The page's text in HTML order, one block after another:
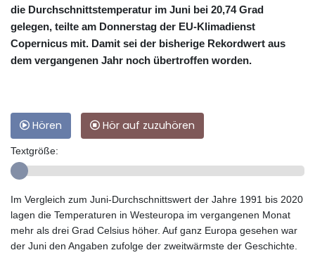
die Durchschnittstemperatur im Juni bei 20,74 Grad
gelegen, teilte am Donnerstag der EU-Klimadienst
Copernicus mit. Damit sei der bisherige Rekordwert aus
dem vergangenen Jahr noch übertroffen worden.
Hören Hör auf zuzuhören
Textgröße:
Im Vergleich zum Juni-Durchschnittswert der Jahre 1991 bis 2020
lagen die Temperaturen in Westeuropa im vergangenen Monat
mehr als drei Grad Celsius höher. Auf ganz Europa gesehen war
der Juni den Angaben zufolge der zweitwärmste der Geschichte.